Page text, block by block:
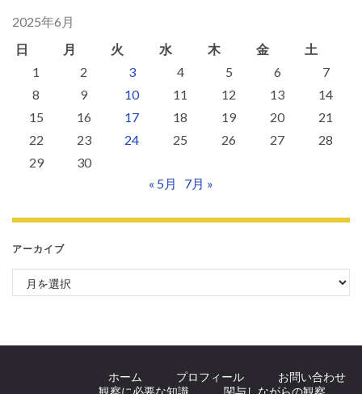
2025年6月
日
月 火 水 木 金
土
1
2 3 4 5 6
7
8
9 10 11 12 13
14
15
16 17 18 19 20
21
22
23 24 25 26 27
28
29
30
« 5月
7月 »
アーカイブ
アーカイブ
ホーム プロフィール
お問い合わせ
観察に必要な知識
関与しながらの観察